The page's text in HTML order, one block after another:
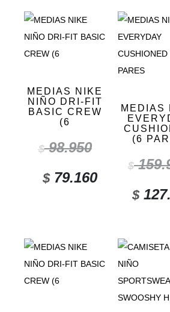
MEDIAS NIKE
NIÑO DRI-FIT
BASIC CREW
(6
$98.950
$79.160
MEDIAS
(6
$
$